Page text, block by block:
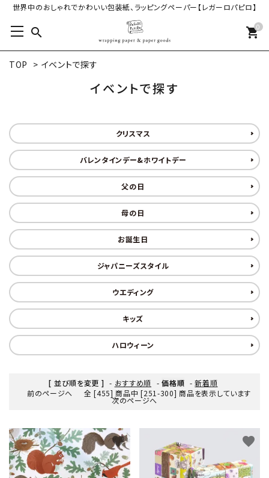
世界中のおしゃれでかわいい包装紙、ラッピングペーパー【レガーロパピロ】
search 0
shopping_cart
TOP > イベントで探す
イベントで探す
クリスマス
バレンタインデー&ホワイトデー
父の日
母の日
お誕生日
ジャパニーズスタイル
ウエディング
キッズ
ハロウィーン
[ 並び順を変更 ] - おすすめ順 -価格順 -新着順
前のページへ
全 [455] 商品中 [251-300] 商品を表示しています
次のページへ
favorite favorite